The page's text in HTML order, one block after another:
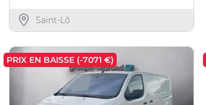
Saint-Lô
PRIX EN BAISSE (-7071 €)